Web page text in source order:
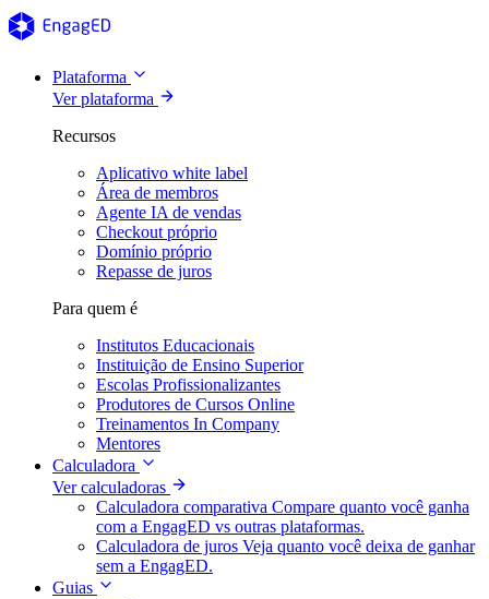
Plataforma
Ver plataforma
Recursos
Aplicativo white label
Área de membros
Agente IA de vendas
Checkout próprio
Domínio próprio
Repasse de juros
Para quem é
Institutos Educacionais
Instituição de Ensino Superior
Escolas Profissionalizantes
Produtores de Cursos Online
Treinamentos In Company
Mentores
Calculadora
Ver calculadoras
Calculadora comparativa Compare quanto você ganha
com a EngagED vs outras plataformas.
Calculadora de juros Veja quanto você deixa de ganhar
sem a EngagED.
Guias